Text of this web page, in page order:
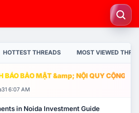
HOTTEST THREADS MOST VIEWED
BÁO BẢO MẬT &amp; NỘI QUY CỘNG
6:07 AM
in Noida Investment Guide